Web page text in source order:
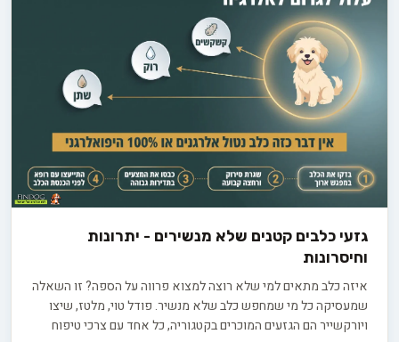
גזעי כלבים קטנים שלא מנשירים - יתרונות
וחיסרונות
איזה כלב מתאים למי שלא רוצה למצוא פרווה על הספה? זו השאלה
שמעסיקה כל מי שמחפש כלב שלא מנשיר. פודל טוי, מלטז, שיצו
ויורקשייר הם הגזעים המוכרים בקטגוריה, כל אחד עם צרכי טיפוח